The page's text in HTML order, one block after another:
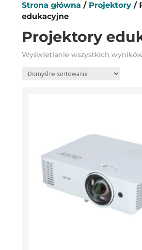
Strona główna / Projektory/
edukacyjne
Projektory
Wyświetlanie wszystkich